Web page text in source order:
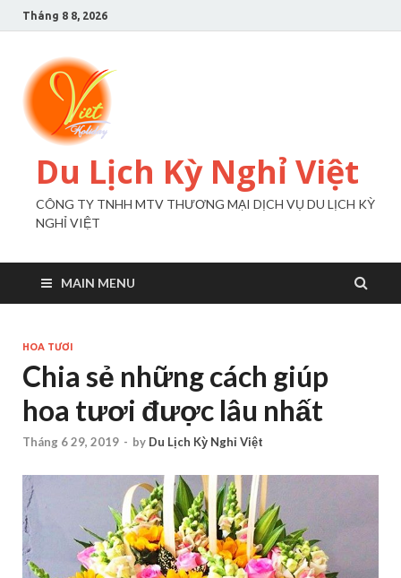
Tháng 8 8, 2026
Du Lịch Kỳ Nghỉ Việt
CÔNG TY TNHH MTV THƯƠNG MẠI DỊCH VỤ DU LỊCH KỲ
NGHỈ VIỆT
MAIN MENU
HOA TƯƠI
Chia sẻ những cách giúp
hoa tươi được lâu nhất
Tháng 6 29, 2019 - by Du Lịch Kỳ Nghỉ Việt